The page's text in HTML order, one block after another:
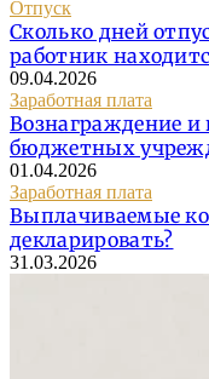
Отпуск
Сколько дней
работник
09.04.2026
Заработная плата
Вознаграждение и
бюджетных
01.04.2026
Заработная плата
Выплачиваемые
декларировать?
31.03.2026